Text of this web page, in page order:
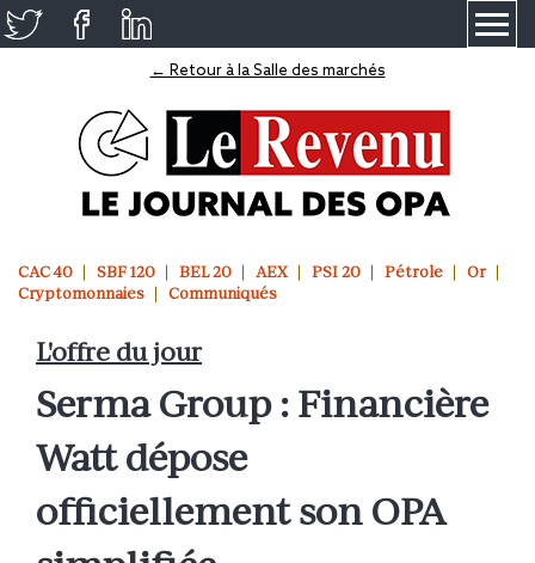
← Retour à la Salle des marchés
CAC 40 SBF 120 BEL 20 AEX PSI 20 Pétrole
Or
Cryptomonnaies
Communiqués
L'offre du jour
Serma Group : Financière
Watt dépose
officiellement son OPA